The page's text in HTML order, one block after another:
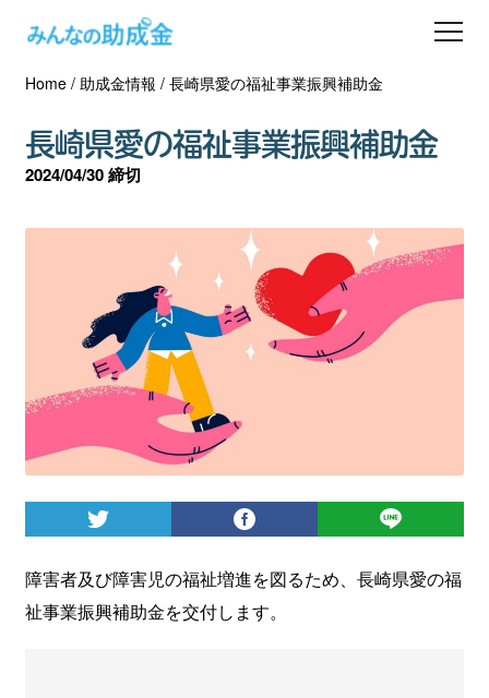
助成金を探す
士業の方へ
助成金コラム
ダウンロード
会員登録
ログイン
Home/ 助成金情報 / 長崎県愛の福祉事業振興補助金
長崎県愛の福祉事業振興補助金
2024/04/30 締切
障害者及び障害児の福祉増進を図るため、長崎県愛の福
祉事業振興補助金を交付します。